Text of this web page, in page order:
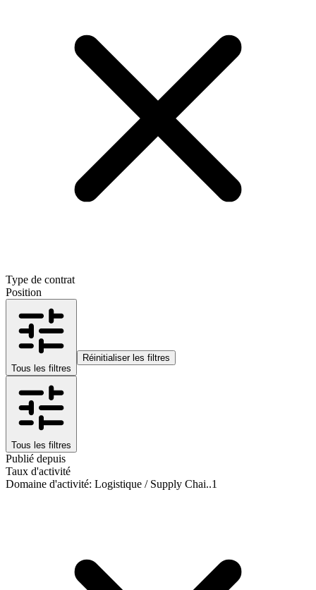
Type de contrat
Position
Tous les filtres
Réinitialiser les filtres
Tous les filtres
Publié depuis
Taux d'activité
Domaine d'activité: Logistique / Supply Chai..1